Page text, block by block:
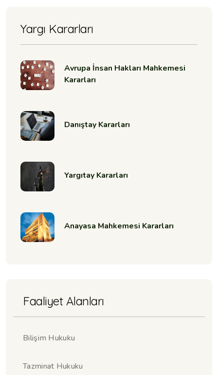
Yargı Kararları
Avrupa İnsan Hakları Mahkemesi
Kararları
Danıştay Kararları
Yargıtay Kararları
Anayasa Mahkemesi Kararları
Faaliyet Alanları
Bilişim Hukuku
Tazminat Hukuku